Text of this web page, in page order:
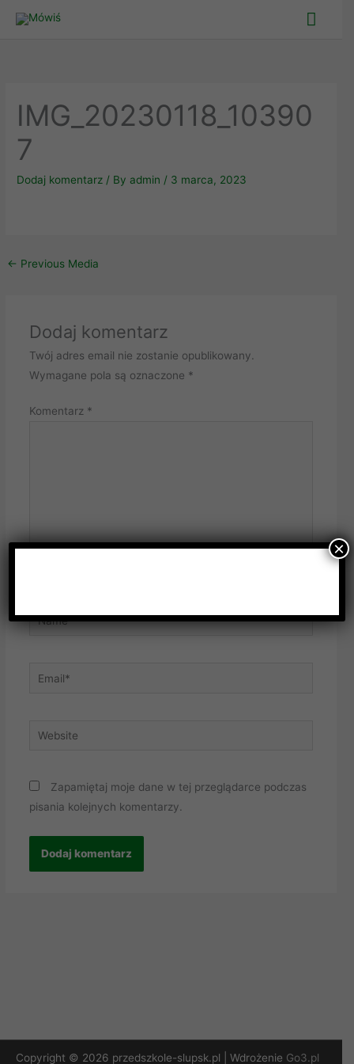
Main
IMG_20230118_10390
7
Dodaj komentarz / By admin / 3 marca, 2023
← Previous Media
Dodaj komentarz
Twój adres email nie zostanie opublikowany.
Wymagane pola są oznaczone *
Komentarz *
Name*
Email*
Website
Zapamiętaj moje dane w tej przeglądarce podczas
pisania kolejnych komentarzy.
Copyright © 2026 przedszkole-slupsk.pl | Wdrożenie Go3.pl
×